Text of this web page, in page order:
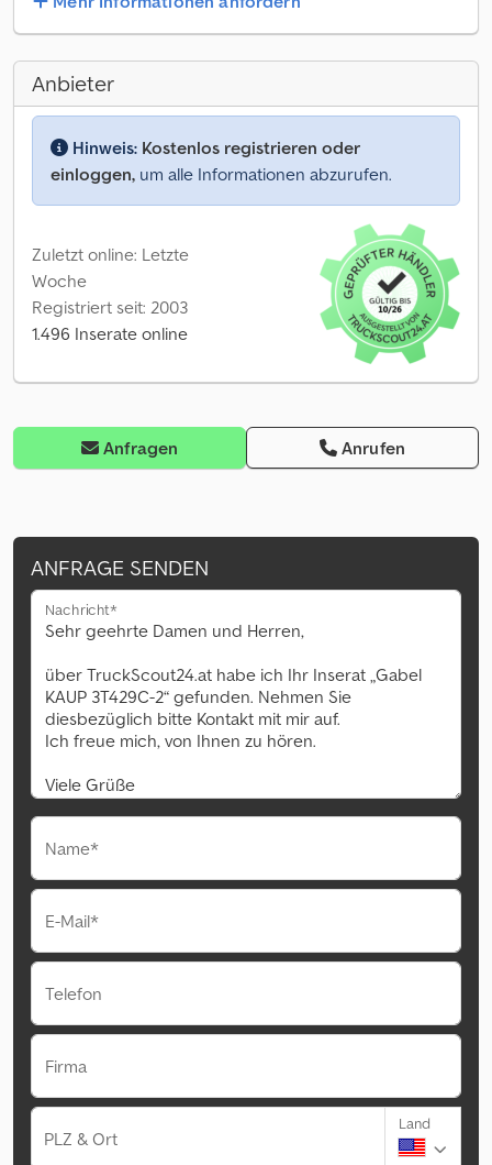
Anbieter
Hinweis: Kostenlos registrieren oder
einloggen, um alle Informationen abzurufen.
Zuletzt online: Letzte
Woche
Registriert seit: 2003
1.496 Inserate online
Anfragen Anrufen
ANFRAGE SENDEN
Nachricht*
Name*
E-Mail*
Telefon
Firma
PLZ & Ort
Land